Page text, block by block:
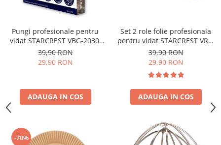
Pungi profesionale pentru
vidat STARCREST VBG-2030,
50 bucati, 20x30 cm,
rezistente, reutilizabile, sous
vide, lavabile in masina de
39,90 RON
29,90 RON
ADAUGA IN COS
Set 2 role folie profesionala
pentru vidat STARCREST VRL-
2850, 28 x 500 cm, rezistente,
reutilizabile, sous vide,
lavabile in masina de spalat,
fara BPA, transparent
39,90 RON
29,90 RON
ADAUGA IN COS
-70%